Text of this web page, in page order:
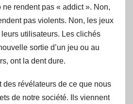
rendent pas « addict ». Non,
pas violents. Non, les jeux
utilisateurs. Les clichés
sortie d’un jeu ou au
ont la dent dure.
des révélateurs de ce que nous
de notre société. Ils viennent